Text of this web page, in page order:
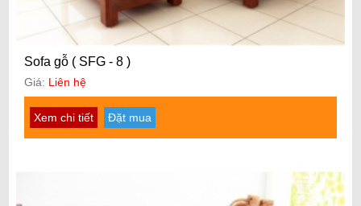
Sofa gỗ ( SFG - 8 )
Giá: Liên hệ
Xem chi tiết Đặt mua